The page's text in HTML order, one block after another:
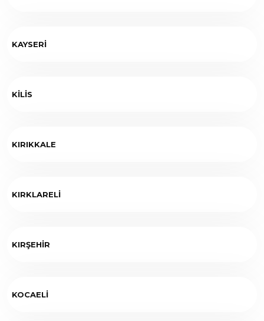
KAYSERİ
KİLİS
KIRIKKALE
KIRKLARELİ
KIRŞEHİR
KOCAELİ